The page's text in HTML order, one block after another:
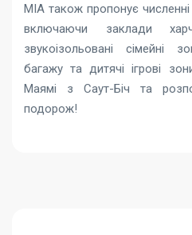
MIA також пропонує
включаючи заклади
звукоізольовані сімейні
багажу та дитячі ігрові
Маямі з Саут-Біч та
подорож!